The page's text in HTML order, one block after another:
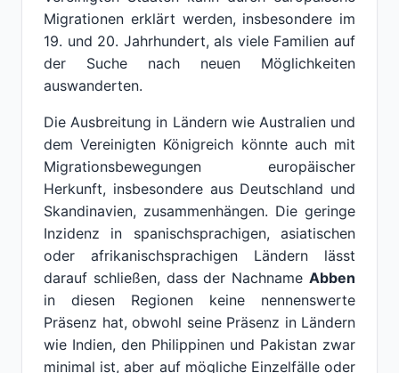
Migrationen erklärt werden, insbesondere im
19. und 20. Jahrhundert, als viele Familien auf
der Suche nach neuen Möglichkeiten
auswanderten.
Die Ausbreitung in Ländern wie Australien und
dem Vereinigten Königreich könnte auch mit
Migrationsbewegungen europäischer
Herkunft, insbesondere aus Deutschland und
Skandinavien, zusammenhängen. Die geringe
Inzidenz in spanischsprachigen, asiatischen
oder afrikanischsprachigen Ländern lässt
darauf schließen, dass der Nachname Abben
in diesen Regionen keine nennenswerte
Präsenz hat, obwohl seine Präsenz in Ländern
wie Indien, den Philippinen und Pakistan zwar
minimal ist, aber auf mögliche Einzelfälle oder